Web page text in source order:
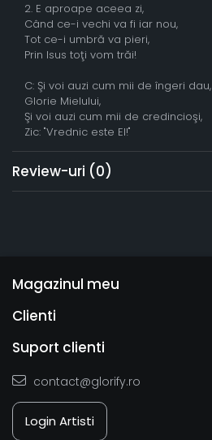
2. E aproape aceea zi,
Când ce-i vechi va fi iar nou,
Tot ce-i umbră va pieri,
Prin Isus toţi vom trăi!
C: Şi voi auzi cum mii de îngeri dau,
Glorie Mielului,
Şi voi auzi cum mii de credincioşi,
Zic: "Vrednic este El!"
Review-uri (0)
Magazinul meu
Clienti
Suport clienti
contact@glorify.ro
Login Artisti